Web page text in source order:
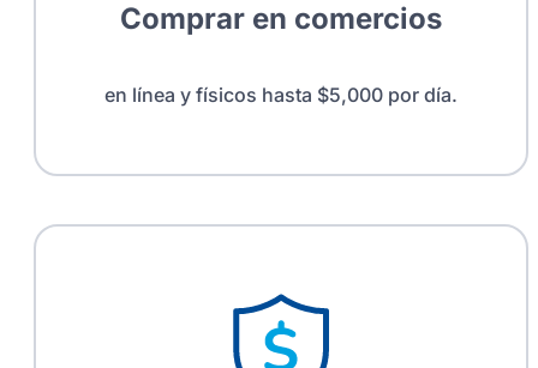
Comprar en comercios
en línea y físicos hasta $5,000 por día.